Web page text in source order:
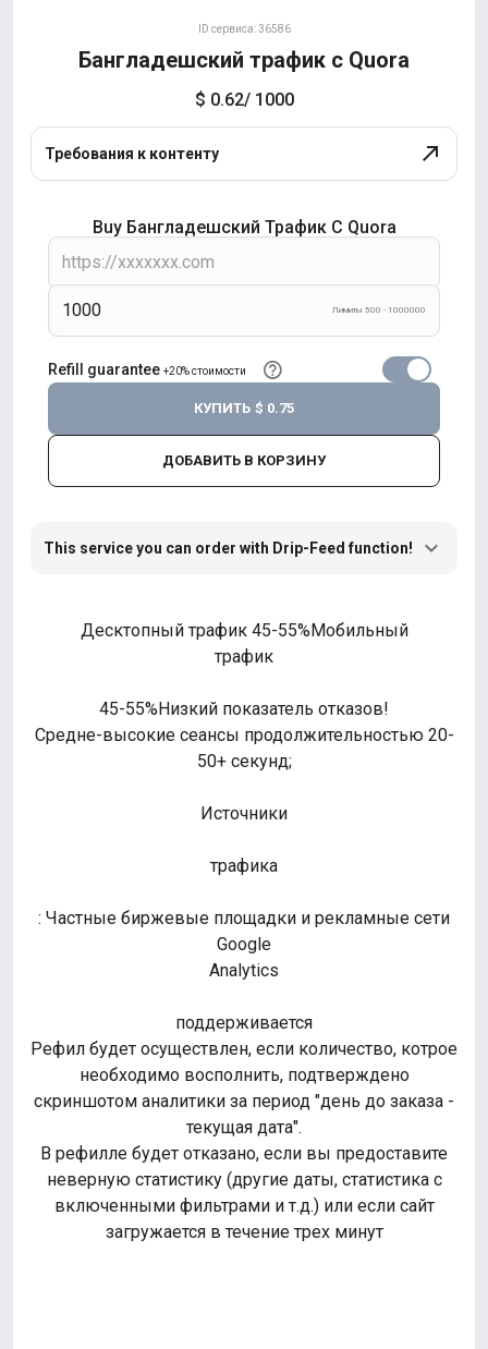
ID сервиса: 36586
Бангладешский трафик с Quora
$ 0.62/ 1000
Требования к контенту
Buy Бангладешский Трафик С Quora
Лимиты 500 - 1000000
Refill guarantee +20% стоимости
ДОБАВИТЬ В КОРЗИНУ
КУПИТЬ $ 0.75
This service you can order with Drip-Feed function!
Десктопный трафик 45-55%Мобильный
трафик
45-55%Низкий показатель отказов!
Средне-высокие сеансы продолжительностью 20-
50+ секунд;
Источники
трафика
: Частные биржевые площадки и рекламные сети
Google
Analytics
поддерживается
Рефил будет осуществлен, если количество, котрое
необходимо восполнить, подтверждено
скриншотом аналитики за период "день до заказа -
текущая дата".
В рефилле будет отказано, если вы предоставите
неверную статистику (другие даты, статистика с
включенными фильтрами и т.д.) или если сайт
загружается в течение трех минут